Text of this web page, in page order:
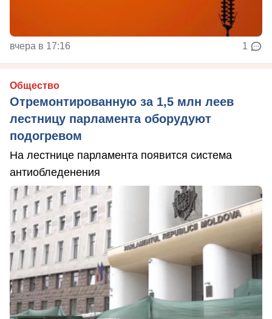
вчера в 17:16 1
Общество
Отремонтированную за 1,5 млн леев
лестницу парламента оборудуют
подогревом
На лестнице парламента появится система
антиобледенения